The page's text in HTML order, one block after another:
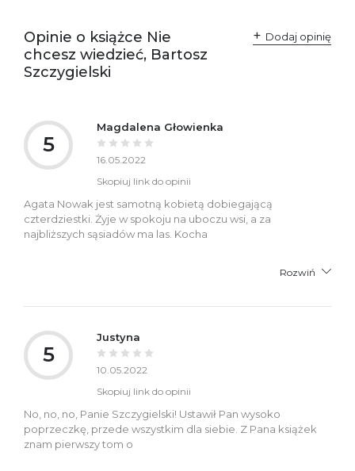
Opinie o książce Nie
chcesz wiedzieć, Bartosz
Szczygielski
Dodaj opinię
5
Magdalena Głowienka
16.05.2022
Skopiuj link do opinii
Agata Nowak jest samotną kobietą dobiegającą
czterdziestki. Żyje w spokoju na uboczu wsi, a za
najbliższych sąsiadów ma las. Kocha
Rozwiń
5
Justyna
10.05.2022
Skopiuj link do opinii
No, no, no, Panie Szczygielski! Ustawił Pan wysoko
poprzeczkę, przede wszystkim dla siebie. Z Pana książek
znam pierwszy tom o